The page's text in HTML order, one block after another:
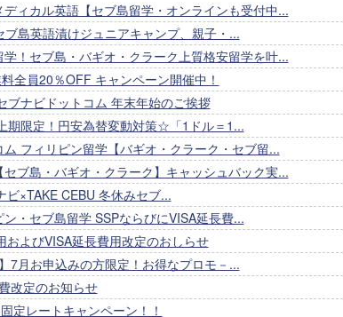
ィカル英語【セブ島留学・オンラインも受付中...
島英語漬けジュニアキャンプ、親子・...
！セブ島・バギオ・クラーク上質格安留学を叶...
全員20％OFF キャンペーン開催中！
ブナビドットコム 年末年始のご挨拶
期限定！円安為替変動対策☆「1ドル＝1...
フィリピン留学【バギオ・クラーク・セブ留...
ブ島・バギオ・クラーク】キャッシュバック実...
×TAKE CEBU 冬休みセブ...
ン・セブ島留学 SSPならびにVISA延長費...
およびVISA延長費用改定のおしらせ
7月お申込みの方限定！お得なプロモ－...
改定のお知らせ
定レートキャンペーン！！